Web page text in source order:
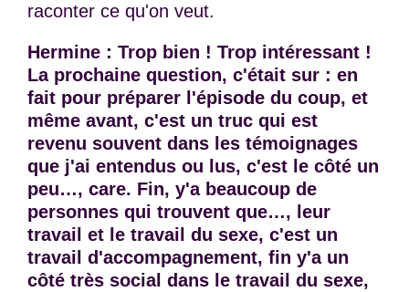
raconter ce qu'on veut.
Hermine : Trop bien ! Trop intéressant !
La prochaine question, c'était sur : en
fait pour préparer l'épisode du coup, et
même avant, c'est un truc qui est
revenu souvent dans les témoignages
que j'ai entendus ou lus, c'est le côté un
peu…, care. Fin, y'a beaucoup de
personnes qui trouvent que…, leur
travail et le travail du sexe, c'est un
travail d'accompagnement, fin y'a un
côté très social dans le travail du sexe,